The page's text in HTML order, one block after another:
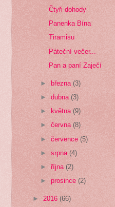
Čtyři dohody
Panenka Bína
Tiramisu
Páteční večer...
Pan a paní Zaječí
►března(3)
►dubna(3)
►
května (9)
►června(8)
►července(5)
►srpna(4)
►října(2)
►prosince(2)
► 2016 (66)